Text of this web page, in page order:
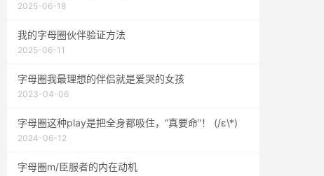
2025-06-18
我的字母圈伙伴验证方法
2025-06-11
字母圈我最理想的伴侣就是爱哭的女孩
2023-04-06
字母圈这种play是把全身都吸住，“真要命”！ (/ε\*)
2024-06-12
字母圈m/臣服者的内在动机